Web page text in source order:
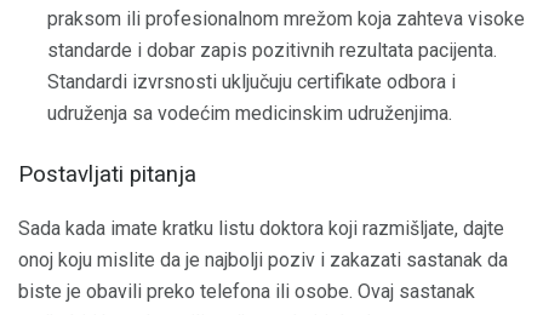
praksom ili profesionalnom mrežom koja zahteva visoke
standarde i dobar zapis pozitivnih rezultata pacijenta.
Standardi izvrsnosti uključuju certifikate odbora i
udruženja sa vodećim medicinskim udruženjima.
Postavljati pitanja
Sada kada imate kratku listu doktora koji razmišljate, dajte
onoj koju mislite da je najbolji poziv i zakazati sastanak da
biste je obavili preko telefona ili osobe. Ovaj sastanak